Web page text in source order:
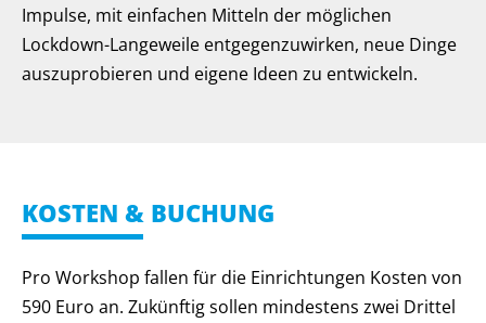
Impulse, mit einfachen Mitteln der möglichen
Lockdown-Langeweile entgegenzuwirken, neue Dinge
auszuprobieren und eigene Ideen zu entwickeln.
KOSTEN & BUCHUNG
Pro Workshop fallen für die Einrichtungen Kosten von
590 Euro an. Zukünftig sollen mindestens zwei Drittel